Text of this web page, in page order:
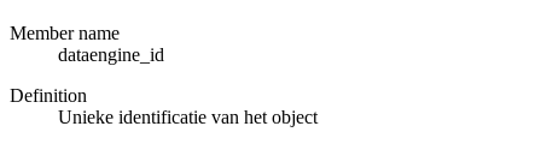
Member name
dataengine_id
Definition
Unieke identificatie van het object